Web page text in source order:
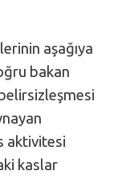
aşağıya
bakan
aktivitesi
kaslar